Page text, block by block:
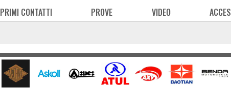
PRIMI CONTATTI PROVE VIDEO